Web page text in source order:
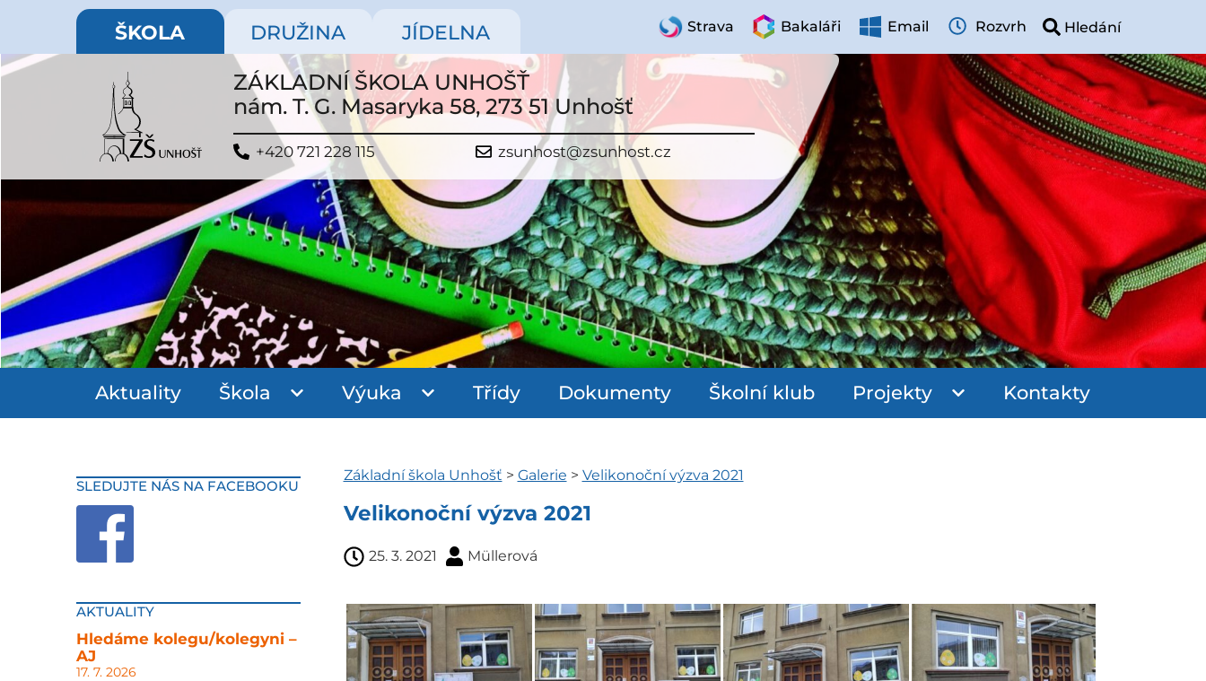
ŠKOLA DRUŽINA JÍDELNA Strava Bakaláři Email Rozvrh
ZÁKLADNÍ ŠKOLA UNHOŠŤ
nám. T. G. Masaryka 58, 273 51 Unhošť
+420 721 228 115 zsunhost@zsunhost.cz
Aktuality Škola Výuka Třídy Dokumenty Školní klub Projekty Kontakty
SLEDUJTE NÁS NA FACEBOOKU
AKTUALITY
Hledáme kolegu/kolegyni –
AJ
17. 7. 2026
Základní škola Unhošť > Galerie > Velikonoční výzva 2021
Velikonoční výzva 2021
25. 3. 2021 Müllerová